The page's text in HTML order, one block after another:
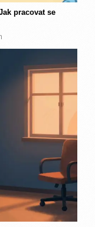
pracovat se